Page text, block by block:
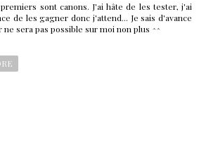
sont canons. J'ai hâte de les tester, j'ai
de les gagner donc j'attend... Je sais d'avance
ne sera pas possible sur moi non plus ^^